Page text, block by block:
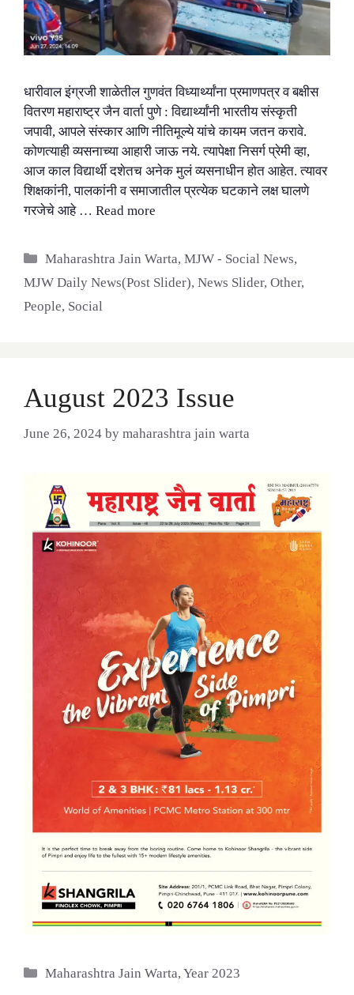
धारीवाल इंग्रजी शाळेतील गुणवंत विध्यार्थ्यांना प्रमाणपत्र व बक्षीस
वितरण महाराष्ट्र जैन वार्ता पुणे : विद्यार्थ्यांनी भारतीय संस्कृती
जपावी, आपले संस्कार आणि नीतिमूल्ये यांचे कायम जतन करावे.
कोणत्याही व्यसनाच्या आहारी जाऊ नये. त्यापेक्षा निसर्ग प्रेमी व्हा,
आज काल विद्यार्थी दशेतच अनेक मुलं व्यसनाधीन होत आहेत. त्यावर
शिक्षकांनी, पालकांनी व समाजातील प्रत्येक घटकाने लक्ष घालणे
गरजेचे आहे … Read more
Categories
Maharashtra Jain Warta,MJW - Social News,
MJW Daily News(Post Slider), News Slider, Other,
People, Social
August 2023 Issue
June 26, 2024 by maharashtra jain warta
Categories
Maharashtra Jain Warta,Year 2023